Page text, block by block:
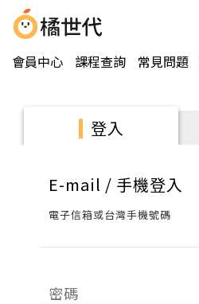
會員中心 課程查詢 常見問題
登入
E-mail / 手機登入
電子信箱或台灣手機號碼
密碼